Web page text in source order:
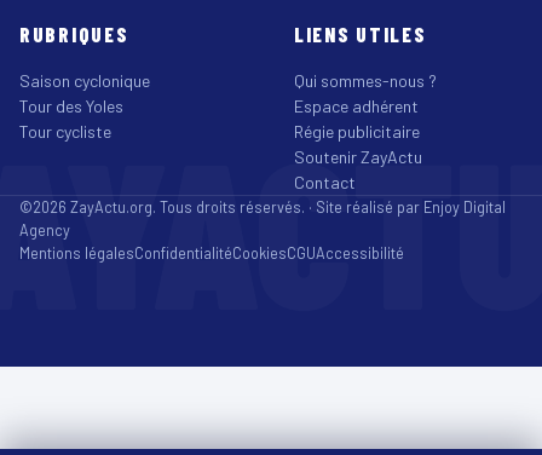
RUBRIQUES
Saison cyclonique
Tour des Yoles
Tour cycliste
LIENS UTILES
Qui sommes-nous ?
Espace adhérent
Régie publicitaire
Soutenir ZayActu
Contact
©2026 ZayActu.org. Tous droits réservés. · Site réalisé par Enjoy Digital
Agency
Mentions légalesConfidentialitéCookiesCGUAccessibilité